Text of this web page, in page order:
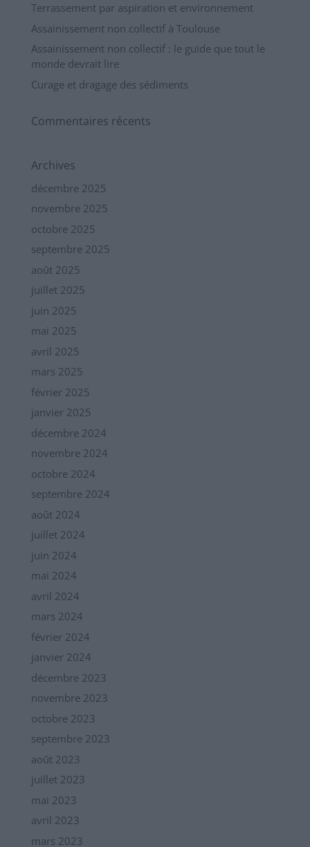
Terrassement par aspiration et environnement
Assainissement non collectif à Toulouse
Assainissement non collectif : le guide que tout le
monde devrait lire
Curage et dragage des sédiments
Commentaires récents
Archives
décembre 2025
novembre 2025
octobre 2025
septembre 2025
août 2025
juillet 2025
juin 2025
mai 2025
avril 2025
mars 2025
février 2025
janvier 2025
décembre 2024
novembre 2024
octobre 2024
septembre 2024
août 2024
juillet 2024
juin 2024
mai 2024
avril 2024
mars 2024
février 2024
janvier 2024
décembre 2023
novembre 2023
octobre 2023
septembre 2023
août 2023
juillet 2023
mai 2023
avril 2023
mars 2023